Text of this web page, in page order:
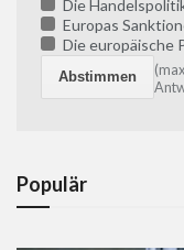
Die
Europas
Die europäische
Populär